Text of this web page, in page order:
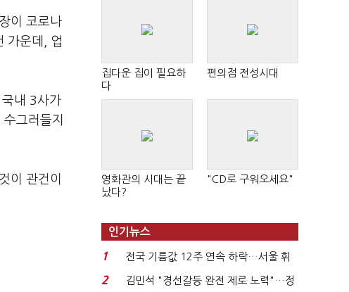
이 코로나
가운데, 업
내 3사가
그러들지
이 관건이
집다운 집이 필요하
다
편의점 전성시대
영화관의 시대는 끝
났다?
"CD로 구워오세요"
인기뉴스
1
전국 기름값 12주 연속 하락…서울 휘
발윳값 1909원...
2
김민석 "경선갈등 완전 제로 노력"…정